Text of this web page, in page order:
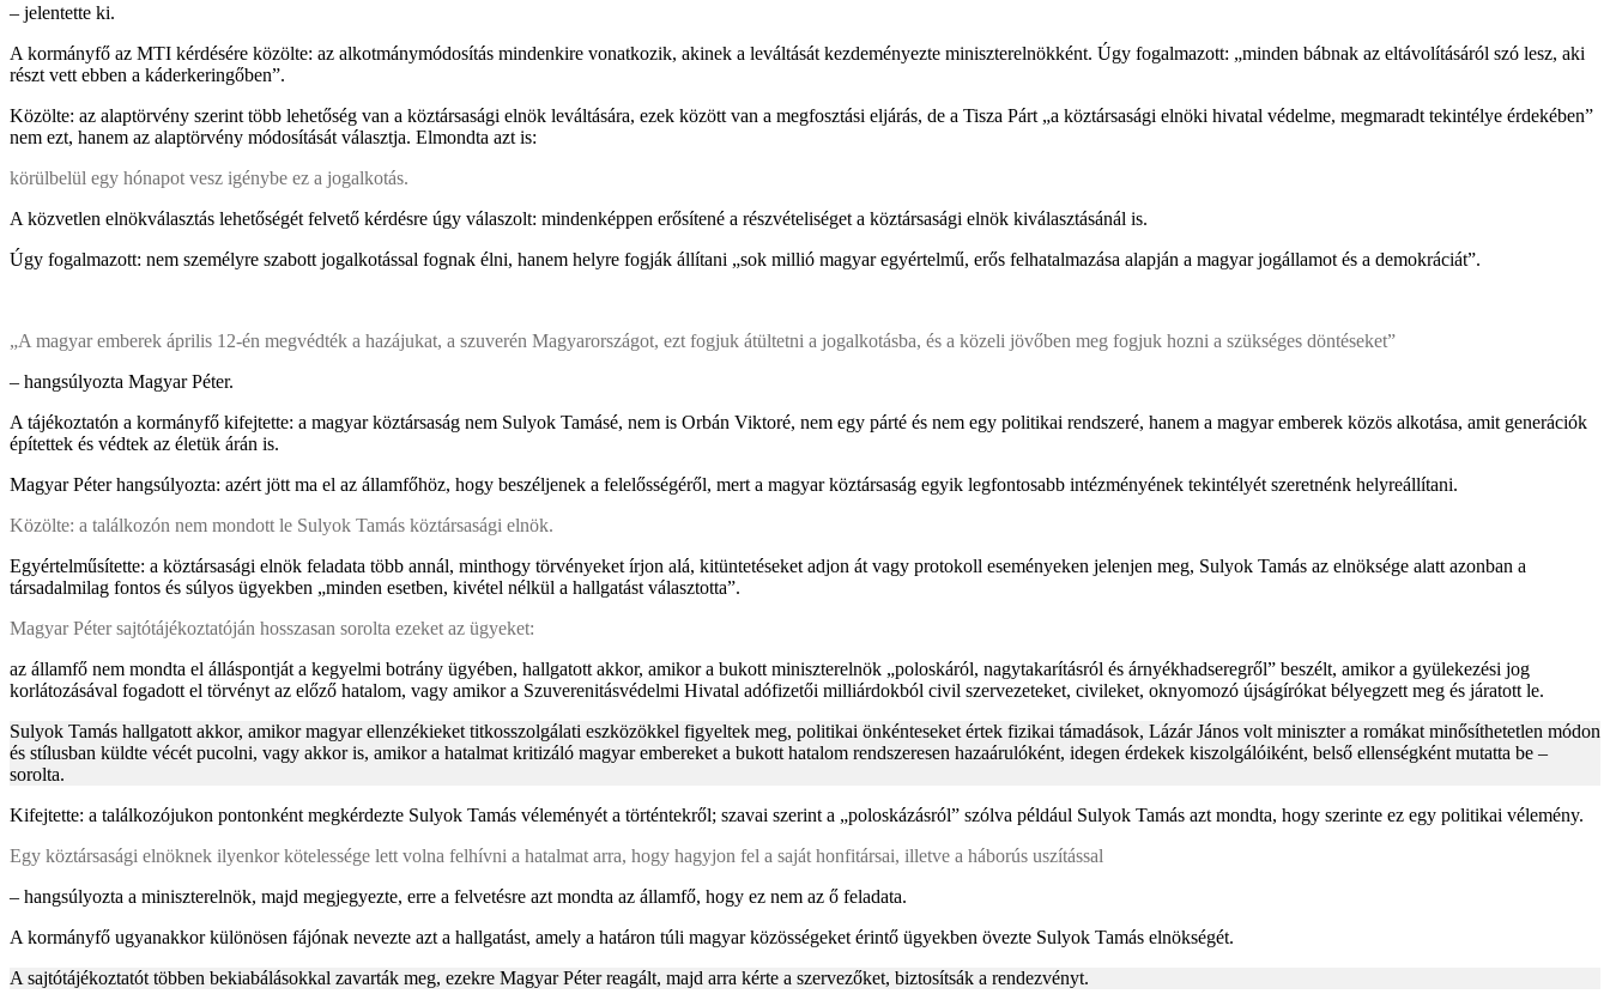
– jelentette ki.
A kormányfő az MTI kérdésére közölte: az alkotmánymódosítás mindenkire vonatkozik, akinek a leváltását kezdeményezte miniszterelnökként. Úgy fogalmazott: „minden bábnak az eltávolításáról szó lesz, aki
részt vett ebben a káderkeringőben”.
Közölte: az alaptörvény szerint több lehetőség van a köztársasági elnök leváltására, ezek között van a megfosztási eljárás, de a Tisza Párt „a köztársasági elnöki hivatal védelme, megmaradt tekintélye érdekében”
nem ezt, hanem az alaptörvény módosítását választja. Elmondta azt is:
körülbelül egy hónapot vesz igénybe ez a jogalkotás.
A közvetlen elnökválasztás lehetőségét felvető kérdésre úgy válaszolt: mindenképpen erősítené a részvételiséget a köztársasági elnök kiválasztásánál is.
Úgy fogalmazott: nem személyre szabott jogalkotással fognak élni, hanem helyre fogják állítani „sok millió magyar egyértelmű, erős felhatalmazása alapján a magyar jogállamot és a demokráciát”.
„A magyar emberek április 12-én megvédték a hazájukat, a szuverén Magyarországot, ezt fogjuk átültetni a jogalkotásba, és a közeli jövőben meg fogjuk hozni a szükséges döntéseket”
– hangsúlyozta Magyar Péter.
A tájékoztatón a kormányfő kifejtette: a magyar köztársaság nem Sulyok Tamásé, nem is Orbán Viktoré, nem egy párté és nem egy politikai rendszeré, hanem a magyar emberek közös alkotása, amit generációk
építettek és védtek az életük árán is.
Magyar Péter hangsúlyozta: azért jött ma el az államfőhöz, hogy beszéljenek a felelősségéről, mert a magyar köztársaság egyik legfontosabb intézményének tekintélyét szeretnénk helyreállítani.
Közölte: a találkozón nem mondott le Sulyok Tamás köztársasági elnök.
Egyértelműsítette: a köztársasági elnök feladata több annál, minthogy törvényeket írjon alá, kitüntetéseket adjon át vagy protokoll eseményeken jelenjen meg, Sulyok Tamás az elnöksége alatt azonban a
társadalmilag fontos és súlyos ügyekben „minden esetben, kivétel nélkül a hallgatást választotta”.
Magyar Péter sajtótájékoztatóján hosszasan sorolta ezeket az ügyeket:
az államfő nem mondta el álláspontját a kegyelmi botrány ügyében, hallgatott akkor, amikor a bukott miniszterelnök „poloskáról, nagytakarításról és árnyékhadseregről” beszélt, amikor a gyülekezési jog
korlátozásával fogadott el törvényt az előző hatalom, vagy amikor a Szuverenitásvédelmi Hivatal adófizetői milliárdokból civil szervezeteket, civileket, oknyomozó újságírókat bélyegzett meg és járatott le.
Sulyok Tamás hallgatott akkor, amikor magyar ellenzékieket titkosszolgálati eszközökkel figyeltek meg, politikai önkénteseket értek fizikai támadások, Lázár János volt miniszter a romákat minősíthetetlen módon
és stílusban küldte vécét pucolni, vagy akkor is, amikor a hatalmat kritizáló magyar embereket a bukott hatalom rendszeresen hazaárulóként, idegen érdekek kiszolgálóiként, belső ellenségként mutatta be –
sorolta.
Kifejtette: a találkozójukon pontonként megkérdezte Sulyok Tamás véleményét a történtekről; szavai szerint a „poloskázásról” szólva például Sulyok Tamás azt mondta, hogy szerinte ez egy politikai vélemény.
Egy köztársasági elnöknek ilyenkor kötelessége lett volna felhívni a hatalmat arra, hogy hagyjon fel a saját honfitársai, illetve a háborús uszítással
– hangsúlyozta a miniszterelnök, majd megjegyezte, erre a felvetésre azt mondta az államfő, hogy ez nem az ő feladata.
A kormányfő ugyanakkor különösen fájónak nevezte azt a hallgatást, amely a határon túli magyar közösségeket érintő ügyekben övezte Sulyok Tamás elnökségét.
A sajtótájékoztatót többen bekiabálásokkal zavarták meg, ezekre Magyar Péter reagált, majd arra kérte a szervezőket, biztosítsák a rendezvényt.